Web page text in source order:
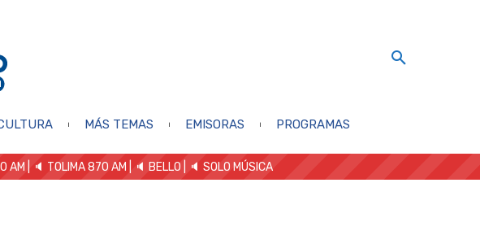
MÁS TEMAS EMISORAS PROGRAMAS
AM | 🔈 TOLIMA 870 AM | 🔈 BELLO 🔈 SOLO MÚSICA